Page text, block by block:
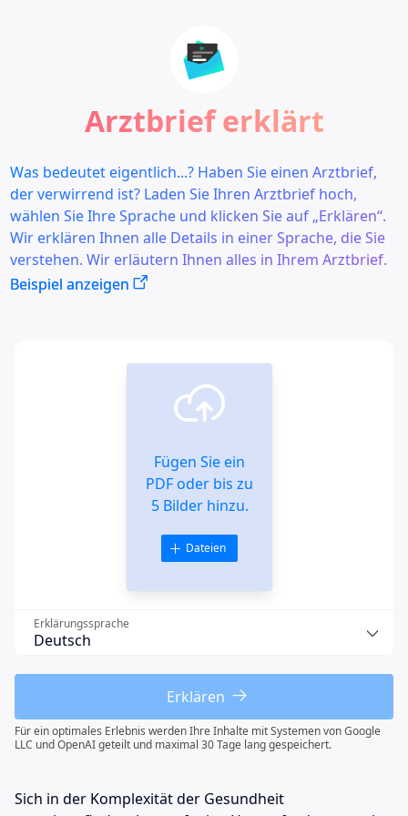
Arztbrief erklärt
Was bedeutet eigentlich...? Haben Sie einen Arztbrief,
der verwirrend ist? Laden Sie Ihren Arztbrief hoch,
wählen Sie Ihre Sprache und klicken Sie auf „Erklären“.
Wir erklären Ihnen alle Details in einer Sprache, die Sie
verstehen. Wir erläutern Ihnen alles in Ihrem Arztbrief.
Beispiel anzeigen
Fügen Sie ein
PDF oder bis zu
5 Bilder hinzu.
Dateien
Erklärungssprache
Erklären
Für ein optimales Erlebnis werden Ihre Inhalte mit Systemen von Google
LLC und OpenAI geteilt und maximal 30 Tage lang gespeichert.
Sich in der Komplexität der Gesundheit